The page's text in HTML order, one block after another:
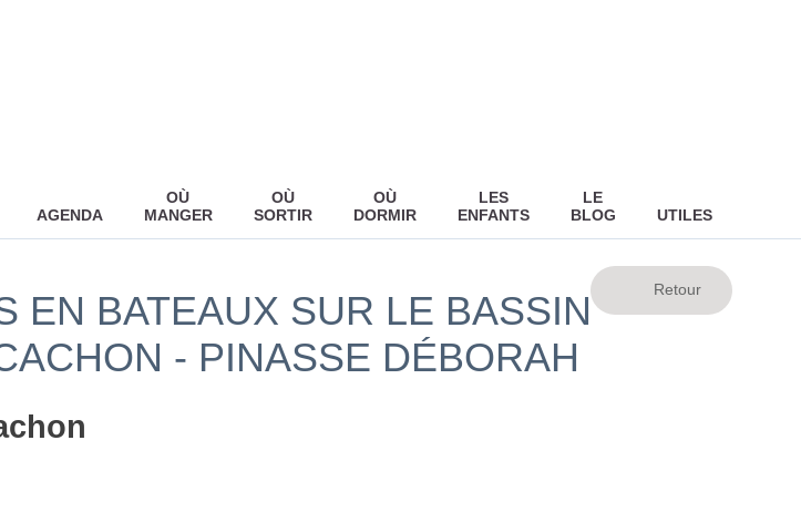
AGENDA
OÙ
MANGER
OÙ
SORTIR
OÙ
DORMIR
LES
ENFANTS
LE
BLOG
UTILES
EN BATEAUX SUR LE BASSIN
- PINASSE DÉBORAH